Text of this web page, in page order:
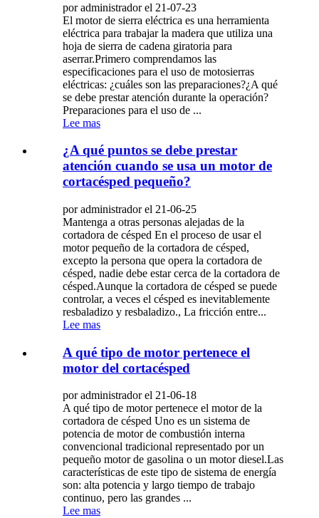
por administrador el 21-07-23
El motor de sierra eléctrica es una herramienta
eléctrica para trabajar la madera que utiliza una
hoja de sierra de cadena giratoria para
aserrar.Primero comprendamos las
especificaciones para el uso de motosierras
eléctricas: ¿cuáles son las preparaciones?¿A qué
se debe prestar atención durante la operación?
Preparaciones para el uso de ...
Lee mas
¿A qué puntos se debe prestar
atención cuando se usa un motor de
cortacésped pequeño?
por administrador el 21-06-25
Mantenga a otras personas alejadas de la
cortadora de césped En el proceso de usar el
motor pequeño de la cortadora de césped,
excepto la persona que opera la cortadora de
césped, nadie debe estar cerca de la cortadora de
césped.Aunque la cortadora de césped se puede
controlar, a veces el césped es inevitablemente
resbaladizo y resbaladizo., La fricción entre...
Lee mas
A qué tipo de motor pertenece el
motor del cortacésped
por administrador el 21-06-18
A qué tipo de motor pertenece el motor de la
cortadora de césped Uno es un sistema de
potencia de motor de combustión interna
convencional tradicional representado por un
pequeño motor de gasolina o un motor diesel.Las
características de este tipo de sistema de energía
son: alta potencia y largo tiempo de trabajo
continuo, pero las grandes ...
Lee mas